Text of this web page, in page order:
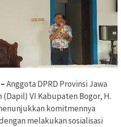
Anggota DPRD Provinsi Jawa
VI Kabupaten Bogor, H.
komitmennya
melakukan sosialisasi